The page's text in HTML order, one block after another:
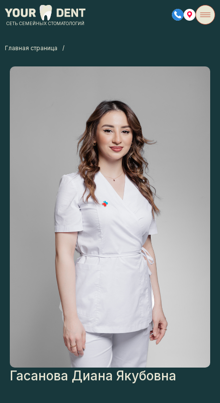
СЕТЬ СЕМЕЙНЫХ СТОМАТОЛОГИЙ
Главная страница /
Гасанова Диана Якубовна